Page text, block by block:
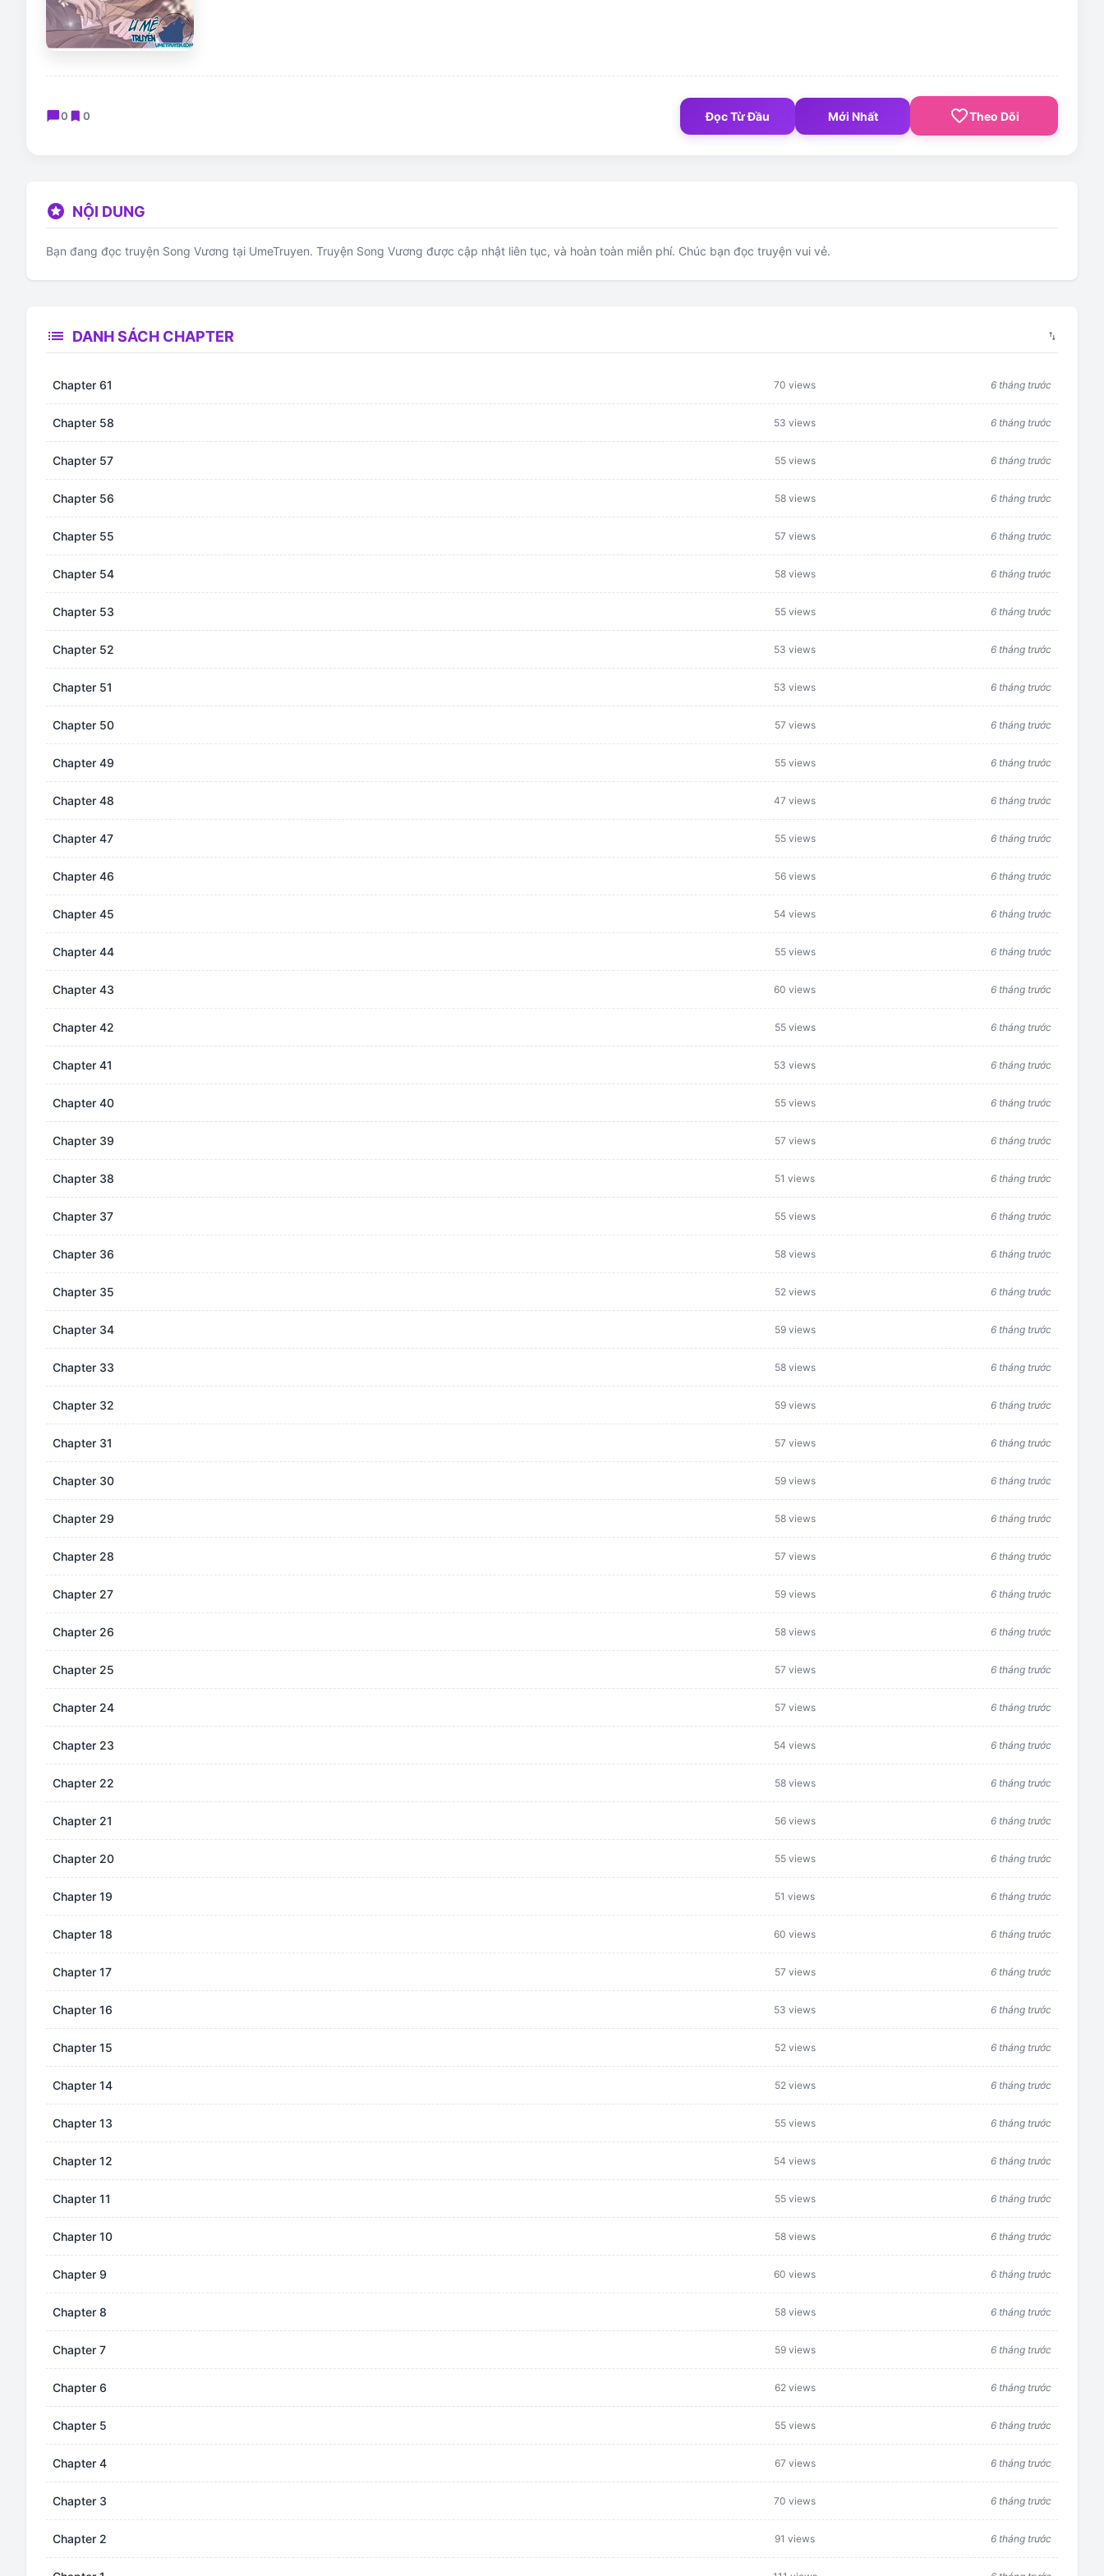
chat_bubble0 bookmark 0 Đọc Từ Đầu Mới Nhất favorite_borderTheo Dõi
stars NỘI DUNG
Bạn đang đọc truyện Song Vương tại UmeTruyen. Truyện Song Vương được cập nhật liên tục, và hoàn toàn miễn phí. Chúc bạn đọc truyện vui vẻ.
list DANH SÁCH CHAPTER swap_vert
Chapter 61 70 views 6 tháng trước
Chapter 58 53 views 6 tháng trước
Chapter 57 55 views 6 tháng trước
Chapter 56 58 views 6 tháng trước
Chapter 55 57 views 6 tháng trước
Chapter 54 58 views 6 tháng trước
Chapter 53 55 views 6 tháng trước
Chapter 52 53 views 6 tháng trước
Chapter 51 53 views 6 tháng trước
Chapter 50 57 views 6 tháng trước
Chapter 49 55 views 6 tháng trước
Chapter 48 47 views 6 tháng trước
Chapter 47 55 views 6 tháng trước
Chapter 46 56 views 6 tháng trước
Chapter 45 54 views 6 tháng trước
Chapter 44 55 views 6 tháng trước
Chapter 43 60 views 6 tháng trước
Chapter 42 55 views 6 tháng trước
Chapter 41 53 views 6 tháng trước
Chapter 40 55 views 6 tháng trước
Chapter 39 57 views 6 tháng trước
Chapter 38 51 views 6 tháng trước
Chapter 37 55 views 6 tháng trước
Chapter 36 58 views 6 tháng trước
Chapter 35 52 views 6 tháng trước
Chapter 34 59 views 6 tháng trước
Chapter 33 58 views 6 tháng trước
Chapter 32 59 views 6 tháng trước
Chapter 31 57 views 6 tháng trước
Chapter 30 59 views 6 tháng trước
Chapter 29 58 views 6 tháng trước
Chapter 28 57 views 6 tháng trước
Chapter 27 59 views 6 tháng trước
Chapter 26 58 views 6 tháng trước
Chapter 25 57 views 6 tháng trước
Chapter 24 57 views 6 tháng trước
Chapter 23 54 views 6 tháng trước
Chapter 22 58 views 6 tháng trước
Chapter 21 56 views 6 tháng trước
Chapter 20 55 views 6 tháng trước
Chapter 19 51 views 6 tháng trước
Chapter 18 60 views 6 tháng trước
Chapter 17 57 views 6 tháng trước
Chapter 16 53 views 6 tháng trước
Chapter 15 52 views 6 tháng trước
Chapter 14 52 views 6 tháng trước
Chapter 13 55 views 6 tháng trước
Chapter 12 54 views 6 tháng trước
Chapter 11 55 views 6 tháng trước
Chapter 10 58 views 6 tháng trước
Chapter 9 60 views 6 tháng trước
Chapter 8 58 views 6 tháng trước
Chapter 7 59 views 6 tháng trước
Chapter 6 62 views 6 tháng trước
Chapter 5 55 views 6 tháng trước
Chapter 4 67 views 6 tháng trước
Chapter 3 70 views 6 tháng trước
Chapter 2 91 views 6 tháng trước